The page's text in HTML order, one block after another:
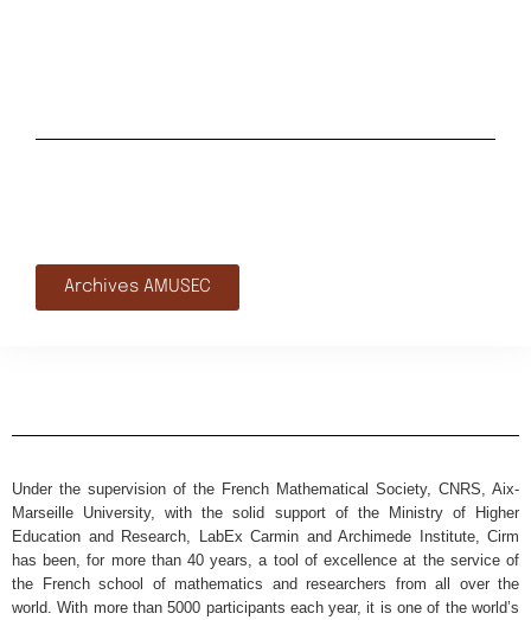
Archives AMUSEC
Under the supervision of the French Mathematical Society, CNRS, Aix-
Marseille University, with the solid support of the Ministry of Higher
Education and Research, LabEx Carmin and Archimede Institute, Cirm
has been, for more than 40 years, a tool of excellence at the service of
the French school of mathematics and researchers from all over the
world. With more than 5000 participants each year, it is one of the world’s